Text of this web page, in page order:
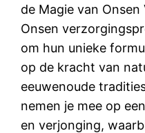
de Magie van
Onsen
om hun unieke
op de kracht van
eeuwenoude
nemen je mee op
en verjonging,